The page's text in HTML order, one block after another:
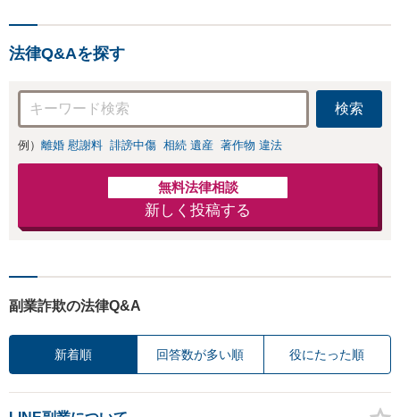
法律Q&Aを探す
検索
例） 離婚 慰謝料 誹謗中傷 相続 遺産 著作物 違法
無料法律相談
新しく投稿する
副業詐欺の法律Q&A
新着順 回答数が多い順 役にたった順